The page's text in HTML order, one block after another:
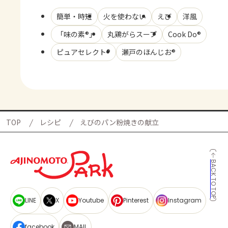
簡単・時短 火を使わない えび
洋風
「味の素®」
丸鶏がらスープ
Cook Do®
ピュアセレクト®
瀬戸のほんじお®
TOP レシピ えびのパン粉焼きの献立
BACK TO TOP
LINE X Youtube Pinterest Instagram